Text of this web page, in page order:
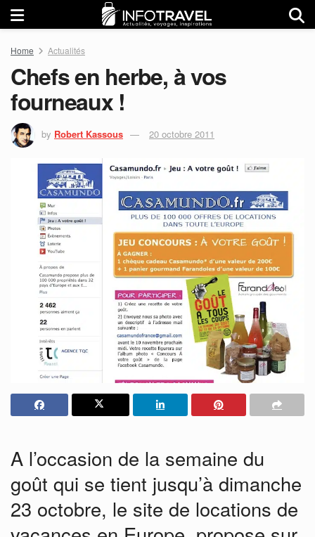
Home Actualités
Chefs en herbe, à vos
fourneaux !
by Robert Kassous 20 octobre 2011
A l’occasion de la semaine du
goût qui se tient jusqu’à dimanche
23 octobre, le site de locations de